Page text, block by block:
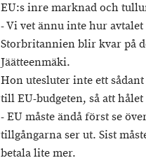
EU:s inre marknad och
- Vi vet ännu inte hur
Storbritannien blir kvar på
Jäätteenmäki.
Hon utesluter inte ett
till EU-budgeten, så att
- EU måste ändå först se
tillgångarna ser ut. Sist
betala lite mer.